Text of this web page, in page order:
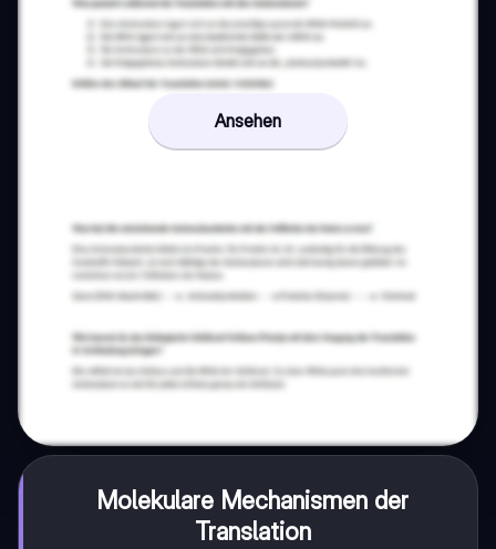
Ansehen
Molekulare Mechanismen der
Translation